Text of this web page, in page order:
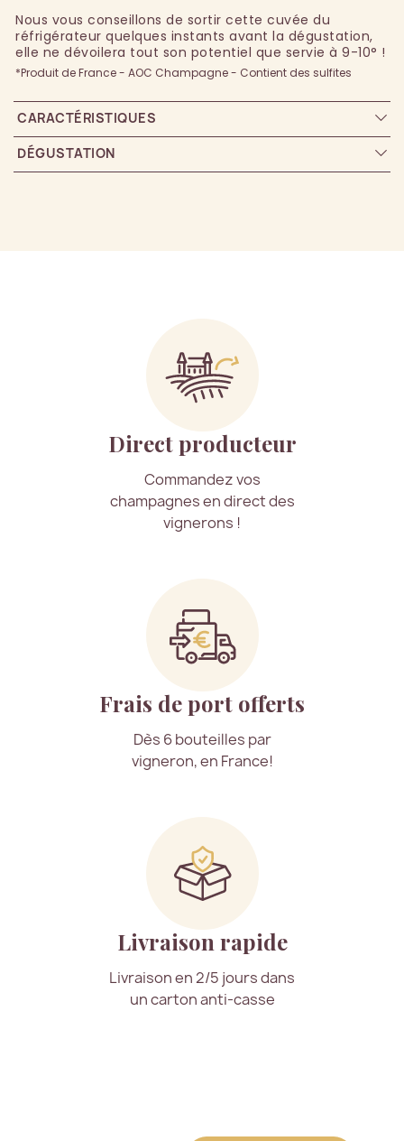
Nous vous conseillons de sortir cette cuvée du
réfrigérateur quelques instants avant la dégustation,
elle ne dévoilera tout son potentiel que servie à 9-10° !
*Produit de France - AOC Champagne - Contient des sulfites
CARACTÉRISTIQUES
DÉGUSTATION
Direct producteur
Commandez vos
champagnes en direct des
vignerons !
Frais de port offerts
Dès 6 bouteilles par
vigneron, en France!
Livraison rapide
Livraison en 2/5 jours dans
un carton anti-casse